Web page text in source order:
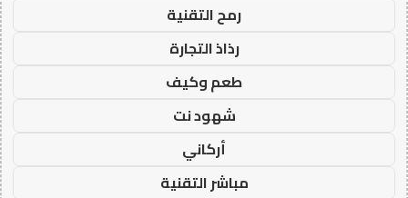
رمح التقنية
رذاذ التجارة
طعم وكيف
شهود نت
أركاني
مباشر التقنية